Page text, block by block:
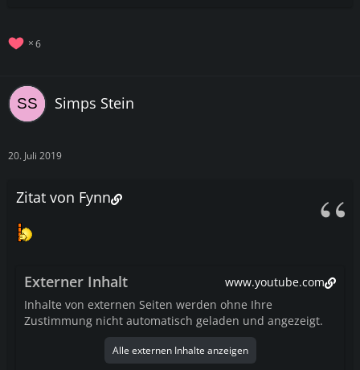
6
Simps Stein
20. Juli 2019
Zitat von Fynn
Externer Inhalt
www.youtube.com
Inhalte von externen Seiten werden ohne Ihre
Zustimmung nicht automatisch geladen und angezeigt.
Alle externen Inhalte anzeigen